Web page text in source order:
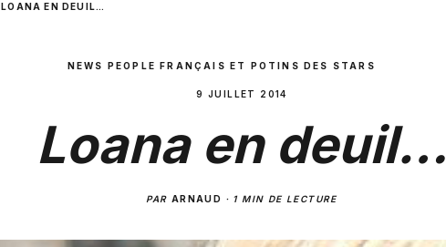
LOANA EN DEUIL…
NEWS PEOPLE FRANÇAIS ET POTINS DES STARS
9 JUILLET 2014
Loana en deuil…
PAR ARNAUD · 1 MIN DE LECTURE